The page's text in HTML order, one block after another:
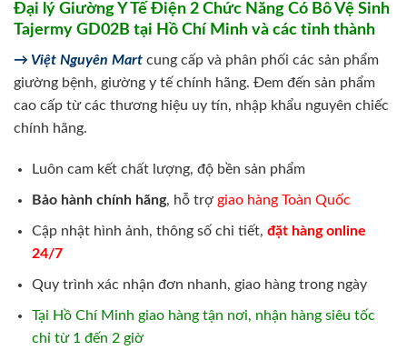
Đại lý Giường Y Tế Điện 2 Chức Năng Có Bô Vệ Sinh
Tajermy GD02B tại Hồ Chí Minh và các tỉnh thành
→ Việt Nguyên Mart cung cấp và phân phối các sản phẩm
giường bệnh, giường y tế chính hãng. Đem đến sản phẩm
cao cấp từ các thương hiệu uy tín, nhập khẩu nguyên chiếc
chính hãng.
Luôn cam kết chất lượng, độ bền sản phẩm
Bảo hành chính hãng, hỗ trợ giao hàng Toàn Quốc
Cập nhật hình ảnh, thông số chi tiết, đặt hàng online
24/7
Quy trình xác nhận đơn nhanh, giao hàng trong ngày
Tại Hồ Chí Minh giao hàng tận nơi, nhận hàng siêu tốc
chỉ từ 1 đến 2 giờ